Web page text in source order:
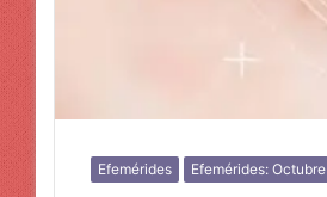
Efemérides Efemérides: Octubre